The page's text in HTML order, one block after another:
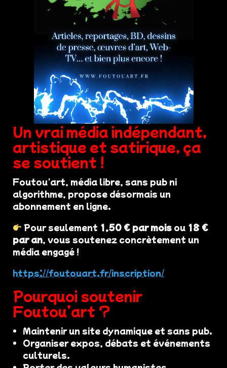
Un vrai média indépendant,
artistique et satirique, ça
se soutient !
Foutou'art, média libre, sans pub ni
algorithme, propose désormais un
abonnement en ligne.
Pour seulement 1,50 € par mois ou 18 €
par an, vous soutenez concrètement un
média engagé !
https://foutouart.fr/inscription/
Pourquoi soutenir
Foutou’art ?
Maintenir un site dynamique et sans pub.
Organiser expos, débats et événements
culturels.